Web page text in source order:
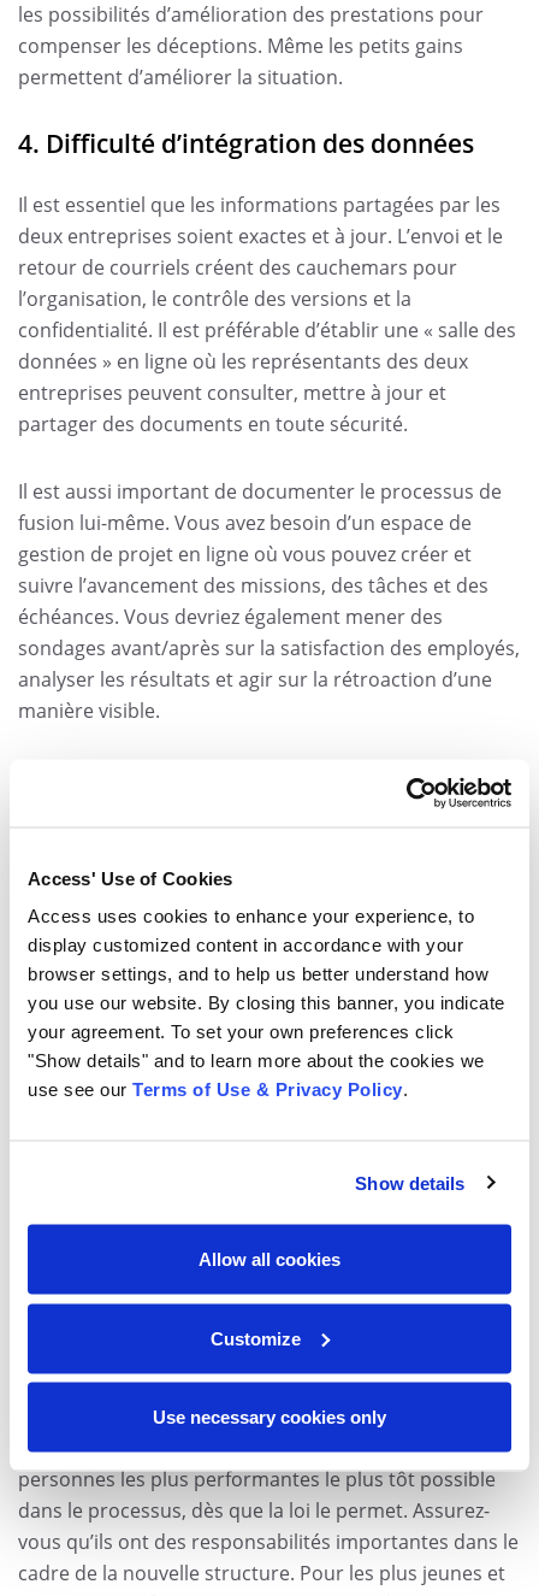
Access' Use of Cookies
Access uses cookies to enhance your experience, to
display customized content in accordance with your
browser settings, and to help us better understand how
you use our website. By closing this banner, you indicate
your agreement. To set your own preferences click
"Show details" and to learn more about the cookies we
use see our Terms of Use & Privacy Policy.
Show details
Allow all cookies
Customize
Use necessary cookies only
les possibilités d’amélioration des prestations pour
compenser les déceptions. Même les petits gains
permettent d’améliorer la situation.
4. Difficulté d’intégration des données
Il est essentiel que les informations partagées par les
deux entreprises soient exactes et à jour. L’envoi et le
retour de courriels créent des cauchemars pour
l’organisation, le contrôle des versions et la
confidentialité. Il est préférable d’établir une « salle des
données » en ligne où les représentants des deux
entreprises peuvent consulter, mettre à jour et
partager des documents en toute sécurité.
Il est aussi important de documenter le processus de
fusion lui-même. Vous avez besoin d’un espace de
gestion de projet en ligne où vous pouvez créer et
suivre l’avancement des missions, des tâches et des
échéances. Vous devriez également mener des
sondages avant/après sur la satisfaction des employés,
analyser les résultats et agir sur la rétroaction d’une
manière visible.
Une fois la fusion terminée, planifiez un examen de
s’est bien ou moins bien passé. Vous pouvez utiliser
ces informations pour mettre à jour et améliorer vos
procédures en vue de fusions futures.
5. Rétention des talents clés
Le fait de ne pas retenir les employés clés peut
entraîner la fin d’une fusion, selonPwC.
plans commencent à peaufiner leur curriculum vitae et
à garder l’œil ouvert. Les meilleurs éléments n’en ont
pas besoin. Les concurrents les approcheront dès
qu’un accord sera annoncé, surtout s’ils ont vent de
nuire au moral des employés et au rendement de
l’entreprise – pendant et après l’intégration.
Pour éviter de tels problèmes, communiquez avec les
personnes les plus performantes le plus tôt possible
dans le processus, dès que la loi le permet. Assurez-
vous qu’ils ont des responsabilités importantes dans le
cadre de la nouvelle structure. Pour les plus jeunes et